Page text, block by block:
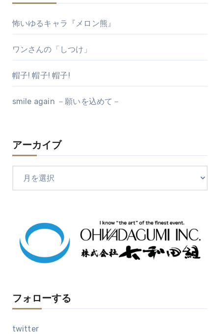
怖いゆるキャラ『メロン熊』
ワンさんの「しつけ」
帽子! 帽子! 帽子!
smile again －願いを込めて－
アーカイブ
フォローする
twitter